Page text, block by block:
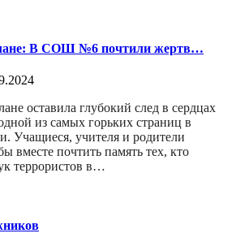
В СОШ №6 почтили жертв…
оставила глубокий след в сердцах
из самых горьких страниц в
Учащиеся, учителя и родители
вместе почтить память тех, кто
террористов в…